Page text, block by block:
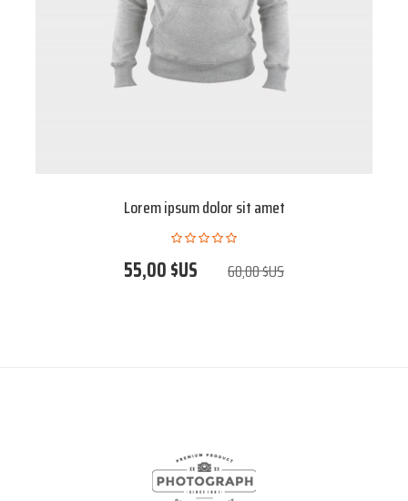
Donec odio. Quisque volutpat
50,00 $US